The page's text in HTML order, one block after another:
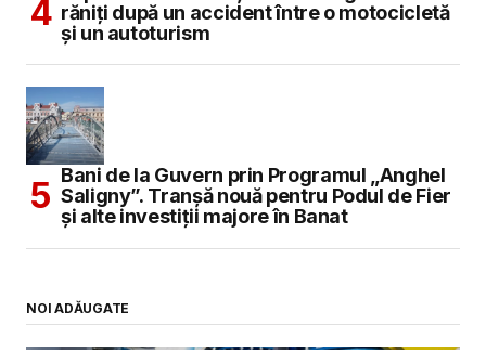
răniți după un accident între o motocicletă
și un autoturism
Bani de la Guvern prin Programul „Anghel
Saligny”. Tranșă nouă pentru Podul de Fier
și alte investiții majore în Banat
NOI ADĂUGATE